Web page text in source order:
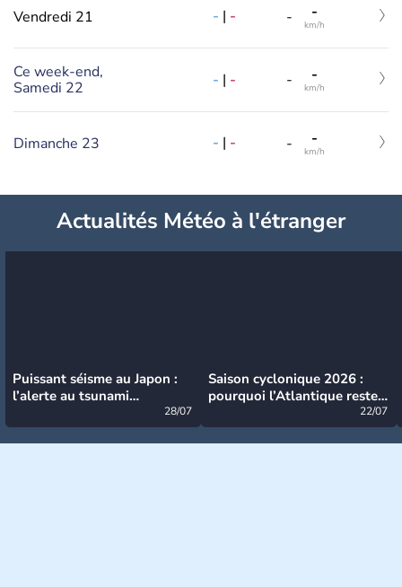
Vendredi 21 - | - - -
km/h
Ce week-end,
Samedi 22
- | - - -
km/h
Dimanche 23 - | - - -
km/h
Actualités Météo à l'étranger
Puissant séisme au Japon :
l’alerte au tsunami
28/07
Saison cyclonique 2026 :
pourquoi l’Atlantique reste
22/07